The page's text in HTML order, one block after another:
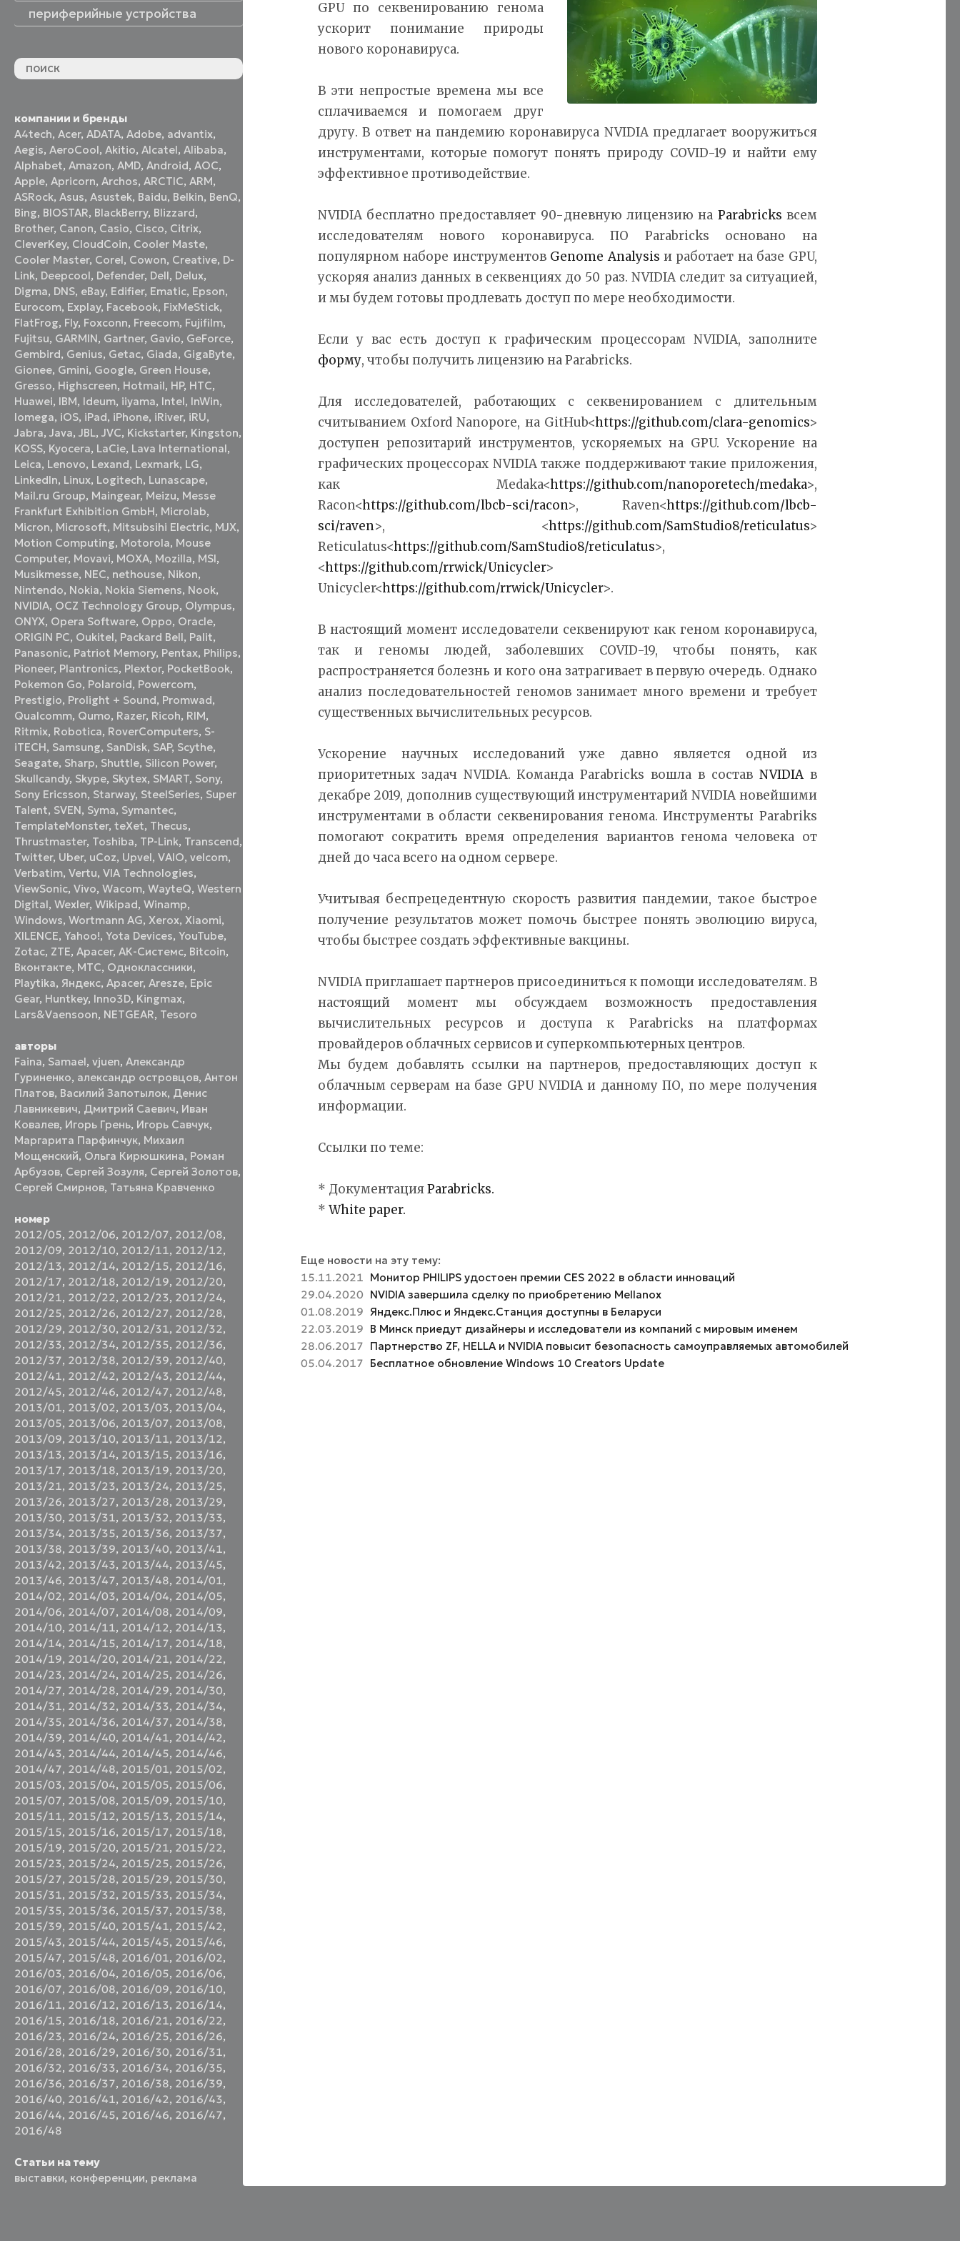
периферийные устройства
компании и бренды
A4tech,Acer,ADATA,Adobe, advantix,
Aegis,AeroCool,Akitio,Alcatel,Alibaba,
Alphabet,Amazon,AMD,Android,AOC,
Apple,Apricorn,Archos,ARCTIC,ARM,
ASRock,Asus,Asustek, Baidu, Belkin, BenQ,
Bing, BIOSTAR, BlackBerry, Blizzard,
Brother, Canon, Casio, Cisco, Citrix,
CleverKey, CloudCoin, Cooler Maste,
Cooler Master, Corel, Cowon, Creative, D-
Link, Deepcool, Defender, Dell, Delux,
Digma, DNS, eBay, Edifier, Ematic, Epson,
Eurocom, Explay, Facebook, FixMeStick,
FlatFrog, Fly, Foxconn, Freecom, Fujifilm,
Fujitsu, GARMIN, Gartner, Gavio, GeForce,
Gembird, Genius, Getac, Giada, GigaByte,
Gionee, Gmini, Google, Green House,
Gresso, Highscreen, Hotmail, HP, HTC,
Huawei, IBM, Ideum, iiyama, Intel, InWin,
Iomega, iOS, iPad, iPhone, iRiver, iRU,
Jabra,Java,JBL,JVC, Kickstarter, Kingston,
KOSS, Kyocera, LaCie, Lava International,
Leica, Lenovo, Lexand, Lexmark, LG,
LinkedIn, Linux, Logitech, Lunascape,
Mail.ru Group, Maingear, Meizu, Messe
Frankfurt Exhibition GmbH, Microlab,
Micron, Microsoft, Mitsubsihi Electric, MJX,
Motion Computing, Motorola, Mouse
Computer, Movavi, MOXA, Mozilla, MSI,
Musikmesse, NEC, nethouse, Nikon,
Nintendo, Nokia, Nokia Siemens, Nook,
NVIDIA, OCZ Technology Group, Olympus,
ONYX, Opera Software, Oppo, Oracle,
ORIGIN PC, Oukitel, Packard Bell, Palit,
Panasonic, Patriot Memory, Pentax, Philips,
Pioneer, Plantronics, Plextor, PocketBook,
Pokemon Go, Polaroid, Powercom,
Prestigio, Prolight + Sound, Promwad,
Qualcomm, Qumo, Razer, Ricoh, RIM,
Ritmix, Robotica, RoverComputers, S-
iTECH, Samsung, SanDisk, SAP, Scythe,
Seagate, Sharp, Shuttle, Silicon Power,
Skullcandy, Skype, Skytex, SMART, Sony,
Sony Ericsson, Starway, SteelSeries, Super
Talent, SVEN, Syma, Symantec,
TemplateMonster,teXet, Thecus,
Thrustmaster, Toshiba, TP-Link, Transcend,
Twitter, Uber, uCoz, Upvel,VAIO,velcom,
Verbatim,Vertu,VIA Technologies,
ViewSonic,Vivo,Wacom,WayteQ,Western
Digital,Wexler,Wikipad,Winamp,
Windows,Wortmann AG,Xerox,Xiaomi,
XILENCE,Yahoo!,Yota Devices,YouTube,
Zotac, ZTE,Аpacer,АК-Системс, Вitcoin,
Вконтакте, МТС, Одноклассники,
Playtika, Яндекс,Apacer,Aresze, Epic
Gear, Huntkey, Inno3D, Kingmax,
Lars&Vaensoon, NETGEAR, Tesoro
авторы
Faina, Samael,vjuen,Александр
Гуриненко, александр островцов,Антон
Платов, Василий Запотылок, Денис
Лавникевич, Дмитрий Саевич, Иван
Ковалев, Игорь Грень, Игорь Савчук,
Маргарита Парфинчук, Михаил
Мощенский, Ольга Кирюшкина, Роман
Арбузов, Сергей Зозуля, Сергей Золотов,
Сергей Смирнов, Татьяна Кравченко
номер
2012/05, 2012/06, 2012/07, 2012/08,
2012/09, 2012/10, 2012/11, 2012/12,
2012/13, 2012/14, 2012/15, 2012/16,
2012/17, 2012/18, 2012/19, 2012/20,
2012/21, 2012/22, 2012/23, 2012/24,
2012/25, 2012/26, 2012/27, 2012/28,
2012/29, 2012/30, 2012/31, 2012/32,
2012/33, 2012/34, 2012/35, 2012/36,
2012/37, 2012/38, 2012/39, 2012/40,
2012/41, 2012/42, 2012/43, 2012/44,
2012/45, 2012/46, 2012/47, 2012/48,
2013/01, 2013/02, 2013/03, 2013/04,
2013/05, 2013/06, 2013/07, 2013/08,
2013/09, 2013/10, 2013/11, 2013/12,
2013/13, 2013/14, 2013/15, 2013/16,
2013/17, 2013/18, 2013/19, 2013/20,
2013/21, 2013/23, 2013/24, 2013/25,
2013/26, 2013/27, 2013/28, 2013/29,
2013/30, 2013/31, 2013/32, 2013/33,
2013/34, 2013/35, 2013/36, 2013/37,
2013/38, 2013/39, 2013/40, 2013/41,
2013/42, 2013/43, 2013/44, 2013/45,
2013/46, 2013/47, 2013/48, 2014/01,
2014/02, 2014/03, 2014/04, 2014/05,
2014/06, 2014/07, 2014/08, 2014/09,
2014/10, 2014/11, 2014/12, 2014/13,
2014/14, 2014/15, 2014/17, 2014/18,
2014/19, 2014/20, 2014/21, 2014/22,
2014/23, 2014/24, 2014/25, 2014/26,
2014/27, 2014/28, 2014/29, 2014/30,
2014/31, 2014/32, 2014/33, 2014/34,
2014/35, 2014/36, 2014/37, 2014/38,
2014/39, 2014/40, 2014/41, 2014/42,
2014/43, 2014/44, 2014/45, 2014/46,
2014/47, 2014/48, 2015/01, 2015/02,
2015/03, 2015/04, 2015/05, 2015/06,
2015/07, 2015/08, 2015/09, 2015/10,
2015/11, 2015/12, 2015/13, 2015/14,
2015/15, 2015/16, 2015/17, 2015/18,
2015/19, 2015/20, 2015/21, 2015/22,
2015/23, 2015/24, 2015/25, 2015/26,
2015/27, 2015/28, 2015/29, 2015/30,
2015/31, 2015/32, 2015/33, 2015/34,
2015/35, 2015/36, 2015/37, 2015/38,
2015/39, 2015/40, 2015/41, 2015/42,
2015/43, 2015/44, 2015/45, 2015/46,
2015/47, 2015/48, 2016/01, 2016/02,
2016/03, 2016/04, 2016/05, 2016/06,
2016/07, 2016/08, 2016/09, 2016/10,
2016/11, 2016/12, 2016/13, 2016/14,
2016/15, 2016/18, 2016/21, 2016/22,
2016/23, 2016/24, 2016/25, 2016/26,
2016/28, 2016/29, 2016/30, 2016/31,
2016/32, 2016/33, 2016/34, 2016/35,
2016/36, 2016/37, 2016/38, 2016/39,
2016/40, 2016/41, 2016/42, 2016/43,
2016/44, 2016/45, 2016/46, 2016/47,
2016/48
Статьи на тему
выставки, конференции, реклама
GPU по секвенированию генома
ускорит понимание природы
нового коронавируса.
В эти непростые времена мы все
сплачиваемся и помогаем друг
другу. В ответ на пандемию коронавируса NVIDIA предлагает вооружиться
инструментами, которые помогут понять природу COVID-19 и найти ему
эффективное противодействие.
NVIDIA бесплатно предоставляет 90-дневную лицензию на Parabricks всем
исследователям нового коронавируса. ПО Parabricks основано на
популярном наборе инструментов Genome Analysis и работает на базе GPU,
ускоряя анализ данных в секвенциях до 50 раз. NVIDIA следит за ситуацией,
и мы будем готовы продлевать доступ по мере необходимости.
Если у вас есть доступ к графическим процессорам NVIDIA, заполните
форму, чтобы получить лицензию на Parabricks.
Для исследователей, работающих с секвенированием с длительным
считыванием Oxford Nanopore, на GitHub<https://github.com/clara-genomics>
доступен репозитарий инструментов, ускоряемых на GPU. Ускорение на
графических процессорах NVIDIA также поддерживают такие приложения,
как Medaka<https://github.com/nanoporetech/medaka>,
Racon<https://github.com/lbcb-sci/racon>, Raven<https://github.com/lbcb-
sci/raven>, <https://github.com/SamStudio8/reticulatus>
Reticulatus<https://github.com/SamStudio8/reticulatus>,
<https://github.com/rrwick/Unicycler>
Unicycler<https://github.com/rrwick/Unicycler>.
В настоящий момент исследователи секвенируют как геном коронавируса,
так и геномы людей, заболевших COVID-19, чтобы понять, как
распространяется болезнь и кого она затрагивает в первую очередь. Однако
анализ последовательностей геномов занимает много времени и требует
существенных вычислительных ресурсов.
Ускорение научных исследований уже давно является одной из
приоритетных задач NVIDIA. Команда Parabricks вошла в состав NVIDIAв
декабре 2019, дополнив существующий инструментарий NVIDIA новейшими
инструментами в области секвенирования генома. Инструменты Parabriks
помогают сократить время определения вариантов генома человека от
дней до часа всего на одном сервере.
Учитывая беспрецедентную скорость развития пандемии, такое быстрое
получение результатов может помочь быстрее понять эволюцию вируса,
чтобы быстрее создать эффективные вакцины.
NVIDIA приглашает партнеров присоединиться к помощи исследователям. В
настоящий момент мы обсуждаем возможность предоставления
вычислительных ресурсов и доступа к Parabricks на платформах
провайдеров облачных сервисов и суперкомпьютерных центров.
Мы будем добавлять ссылки на партнеров, предоставляющих доступ к
облачным серверам на базе GPU NVIDIA и данному ПО, по мере получения
информации.
Ссылки по теме:
* ДокументацияParabricks.
* White paper.
Еще новости на эту тему:
15.11.2021 Монитор PHILIPS удостоен премии CES 2022 в области инноваций
29.04.2020 NVIDIA завершила сделку по приобретению Mellanox
01.08.2019 Яндекс.Плюс и Яндекс.Станция доступны в Беларуси
22.03.2019 В Минск приедут дизайнеры и исследователи из компаний с мировым именем
28.06.2017 Партнерство ZF, HELLA и NVIDIA повысит безопасность самоуправляемых автомобилей
05.04.2017 Бесплатное обновление Windows 10 Creators Update